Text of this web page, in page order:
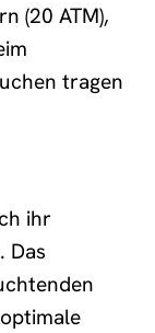
(20 ATM),
tragen
ihr
Das